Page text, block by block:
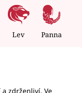
Lev Panna
zdrženliví. Ve